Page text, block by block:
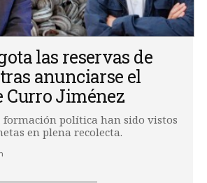
las reservas de
anunciarse el
Curro Jiménez
formación política han sido vistos
en plena recolecta.